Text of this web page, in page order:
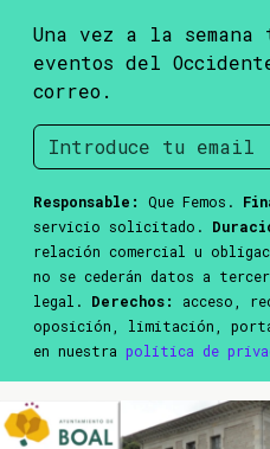
Una vez a la
eventos del
correo.
Responsable: Que Femos.
servicio solicitado.
relación comercial u
no se cederán datos a
legal. Derechos:
acceso,
oposición, limitación,
en nuestra política de